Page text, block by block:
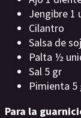
Jengibre 1
Cilantro
Salsa de
Palta ½
Sal 5 gr
Pimienta 5
Para la